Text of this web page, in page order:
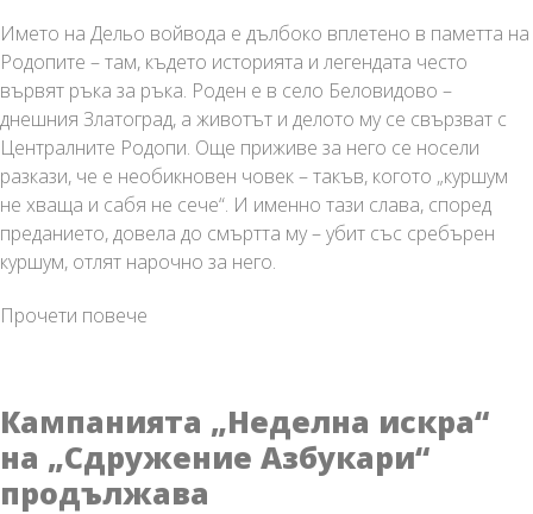
Името на Дельо войвода е дълбоко вплетено в паметта на
Родопите – там, където историята и легендата често
вървят ръка за ръка. Роден е в село Беловидово –
днешния Златоград, а животът и делото му се свързват с
Централните Родопи. Още приживе за него се носели
разкази, че е необикновен човек – такъв, когото „куршум
не хваща и сабя не сече“. И именно тази слава, според
преданието, довела до смъртта му – убит със сребърен
куршум, отлят нарочно за него.
Прочети повече
историята
и
легендата
Кампанията „Неделна искра“
на „Сдружение Азбукари“
продължава